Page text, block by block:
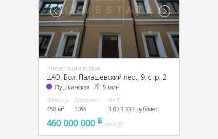
Инвестиции в офис
ЦАО, Бол. Палашевский пер., 9, стр. 2
Пушкинская 5 мин
Площадь
450 м²
Доходность
10%
МАП
3 833 333 руб/мес
460 000 000 pуббез НДС